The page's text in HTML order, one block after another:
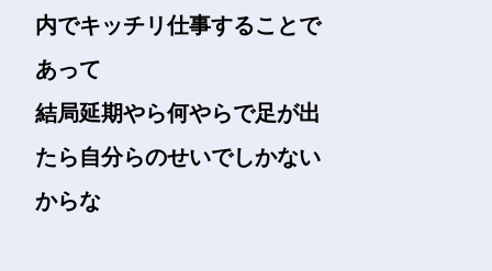
内でキッチリ仕事することで
あって
結局延期やら何やらで足が出
たら自分らのせいでしかない
からな